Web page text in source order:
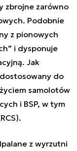
zbrojne zarówno
Podobnie
z pionowych
i dysponuje
Jak
do
samolotów
i BSP, w tym
z wyrzutni